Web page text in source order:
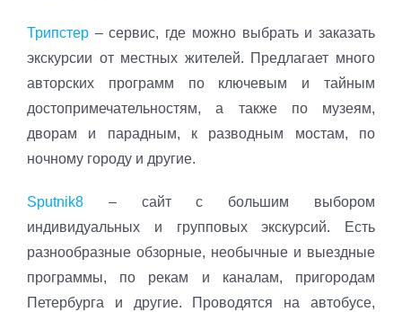
Трипстер – сервис, где можно выбрать и заказать
экскурсии от местных жителей. Предлагает много
авторских программ по ключевым и тайным
достопримечательностям, а также по музеям,
дворам и парадным, к разводным мостам, по
ночному городу и другие.
Sputnik8 – сайт с большим выбором
индивидуальных и групповых экскурсий. Есть
разнообразные обзорные, необычные и выездные
программы, по рекам и каналам, пригородам
Петербурга и другие. Проводятся на автобусе,